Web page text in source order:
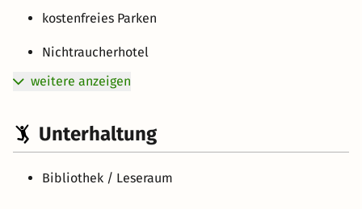
kostenfreies Parken
Nichtraucherhotel
weitere anzeigen
Unterhaltung
Bibliothek / Leseraum